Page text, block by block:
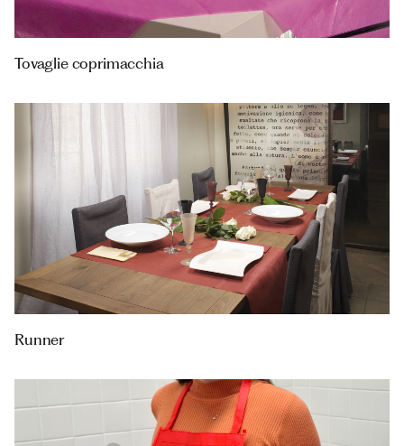
Tovaglie coprimacchia
Runner